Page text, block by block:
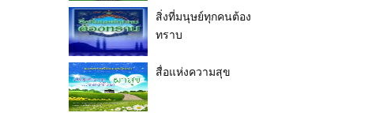
สิ่งที่มนุษย์ทุกคนต้อง
ทราบ
สื่อแห่งความสุข